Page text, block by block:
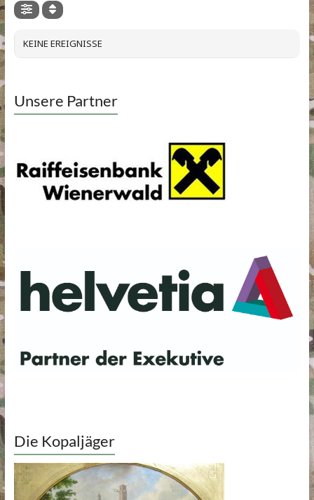
KEINE EREIGNISSE
Unsere Partner
Die Kopaljäger